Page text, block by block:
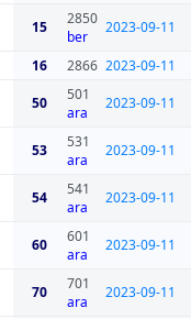
15
2850
ber
2023-09-11
16 2866 2023-09-11
50
501
ara
2023-09-11
53
531
ara
2023-09-11
54
541
ara
2023-09-11
60
601
ara
2023-09-11
70
701
ara
2023-09-11